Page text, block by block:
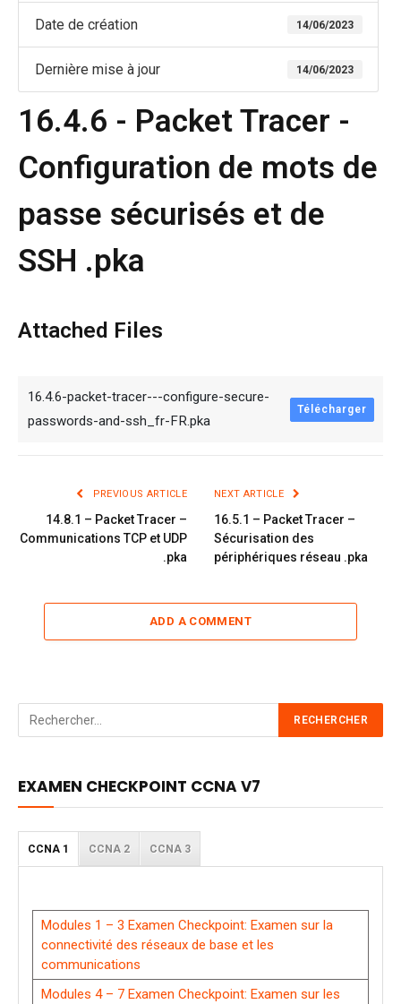
Date de création 14/06/2023
Dernière mise à jour 14/06/2023
16.4.6 - Packet Tracer -
Configuration de mots de
passe sécurisés et de
SSH .pka
Attached Files
16.4.6-packet-tracer---configure-secure-
passwords-and-ssh_fr-FR.pka
Télécharger
PREVIOUS ARTICLE
14.8.1 – Packet Tracer –
Communications TCP et UDP
.pka
NEXT ARTICLE
16.5.1 – Packet Tracer –
Sécurisation des
périphériques réseau .pka
ADD A COMMENT
EXAMEN CHECKPOINT CCNA V7
CCNA 1 CCNA 2 CCNA 3
Modules 1 – 3 Examen Checkpoint: Examen sur la
connectivité des réseaux de base et les
communications
Modules 4 – 7 Examen Checkpoint: Examen sur les